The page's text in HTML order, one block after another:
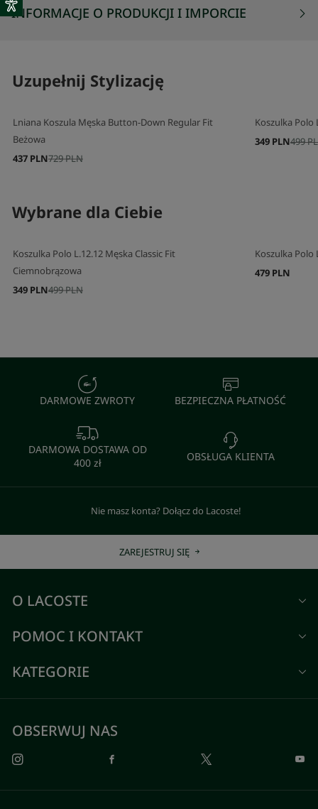
INFORMACJE O PRODUKCJI I IMPORCIE
Uzupełnij Stylizację
Lniana Koszula Męska Button-Down Regular Fit
Beżowa
729 PLN
437 PLN
Koszulka Polo
499
349 PLN
Wybrane dla Ciebie
Koszulka Polo L.12.12 Męska Classic Fit
Ciemnobrązowa
499 PLN
349 PLN
Koszulka Polo
479 PLN
DARMOWE ZWROTY BEZPIECZNA PŁATNOŚĆ
DARMOWA DOSTAWA OD
400 zł
OBSŁUGA KLIENTA
Nie masz konta? Dołącz do Lacoste!
ZAREJESTRUJ SIĘ
O LACOSTE
POMOC I KONTAKT
KATEGORIE
OBSERWUJ NAS